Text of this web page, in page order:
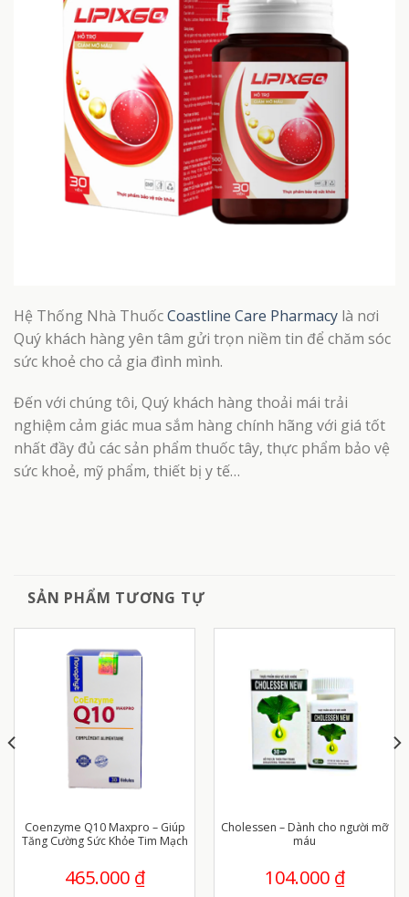
Hệ Thống Nhà ThuốcCoastline Care Pharmacy là nơi
Quý khách hàng yên tâm gửi trọn niềm tin để chăm sóc
sức khoẻ cho cả gia đình mình.
Đến với chúng tôi, Quý khách hàng thoải mái trải
nghiệm cảm giác mua sắm hàng chính hãng với giá tốt
nhất đầy đủ các sản phẩm thuốc tây, thực phẩm bảo vệ
sức khoẻ, mỹ phẩm, thiết bị y tế…
SẢN PHẨM TƯƠNG TỰ
Coenzyme Q10 Maxpro – Giúp
Tăng Cường Sức Khỏe Tim Mạch
465.000 ₫
Cholessen – Dành cho người mỡ
máu
104.000 ₫